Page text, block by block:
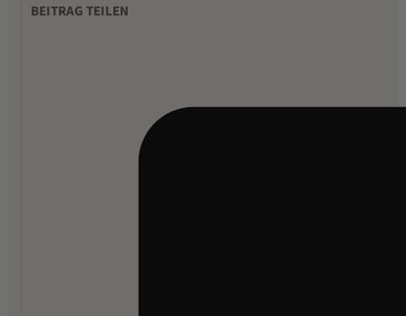
BEITRAG TEILEN